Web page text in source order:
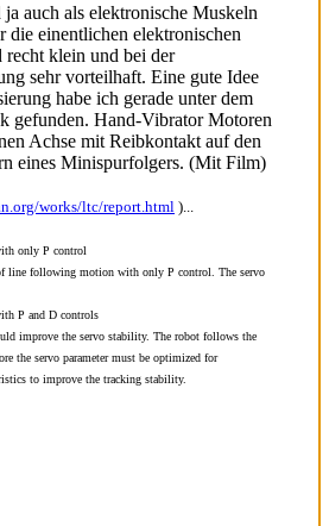
auch als elektronische Muskeln
die einentlichen elektronischen
recht klein und bei der
sehr vorteilhaft. Eine gute Idee
habe ich gerade unter dem
gefunden. Hand-Vibrator Motoren
Achse mit Reibkontakt auf den
eines Minispurfolgers. (Mit Film)
works/ltc/report.html )...
only P control
line following motion with only P control. The servo
P and D controls
improve the servo stability. The robot follows the
the servo parameter must be optimized for
to improve the tracking stability.